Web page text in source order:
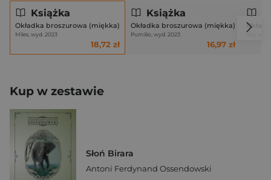
Książka
Okładka broszurowa (miękka)
Miles, wyd. 2023
18,72 zł
Książka
Okładka broszurowa (miękka)
Pumilio, wyd. 2023
16,97 zł
Ibis,
Kup w zestawie
Słoń Birara
Antoni Ferdynand Ossendowski